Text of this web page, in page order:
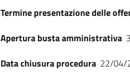
Termine presentazione delle
Apertura busta amministrativa
Data chiusura procedura 22/04/